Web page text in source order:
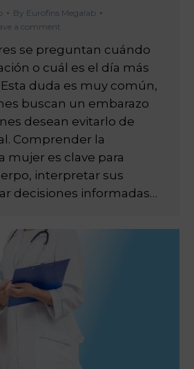
By Eurofins Megalab
a comment
se preguntan cuándo
o cuál es el día más
duda es muy común,
buscan un embarazo
desean evitarlo de
Comprender la
mujer es clave para
interpretar sus
decisiones informadas…